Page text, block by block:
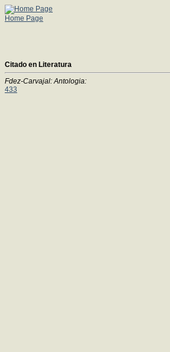
Home Page
Citado en Literatura
Fdez-Carvajal: Antologia:
433